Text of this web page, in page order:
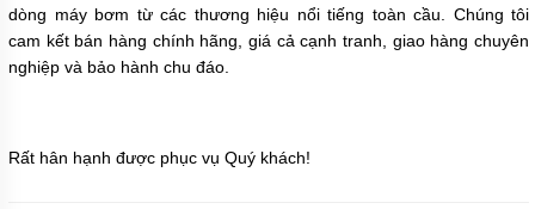
dòng máy bơm từ các thương hiệu nổi tiếng toàn cầu. Chúng tôi
cam kết bán hàng chính hãng, giá cả cạnh tranh, giao hàng chuyên
nghiệp và bảo hành chu đáo.
Rất hân hạnh được phục vụ Quý khách!